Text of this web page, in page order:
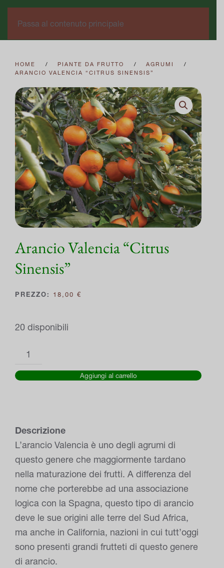
Passa al contenuto principale
HOME PIANTE DA FRUTTO
AGRUMI
ARANCIO VALENCIA “CITRUS SINENSIS”
Arancio Valencia “Citrus
Sinensis”
18,00 €
20 disponibili
Arancio
"Citrus
Aggiungi al carrello
Descrizione
L’arancio Valencia è uno degli agrumi di
questo genere che maggiormente tardano
nella maturazione dei frutti. A differenza del
nome che porterebbe ad una associazione
logica con la Spagna, questo tipo di arancio
deve le sue origini alle terre del Sud Africa,
ma anche in California, nazioni in cui tutt’oggi
sono presenti grandi frutteti di questo genere
di arancio.